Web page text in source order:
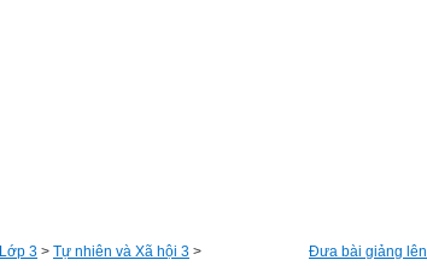
Đưa bài giảng lên
Lớp 3 > Tự nhiên và Xã hội 3 >